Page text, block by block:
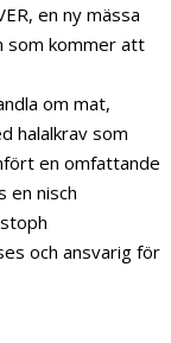
en ny mässa
som kommer att
om mat,
halalkrav som
en omfattande
en nisch
och ansvarig för